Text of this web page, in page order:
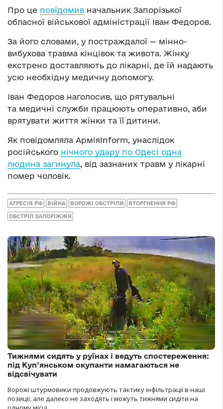
Про це повідомив начальник Запорізької
обласної військової адміністрації Іван Федоров.
За його словами, у постраждалої — мінно-
вибухова травма кінцівок та живота. Жінку
екстрено доставляють до лікарні, де їй надають
усю необхідну медичну допомогу.
Іван Федоров наголосив, що рятувальні
та медичні служби працюють оперативно, аби
врятувати життя жінки та її дитини.
Як повідомляла АрміяInform, унаслідок
російського нічного удару по Одесі одна
людина загинула , від зазнаних травм у лікарні
помер чоловік.
АГРЕСІЯ РФ ВІЙНА ВОРОЖІ ОБСТРІЛИ ВТОРГНЕННЯ РФ
ОБСТРІЛ ЗАПОРІЖЖЯ
Тижнями сидять у руїнах і ведуть спостереження:
під Куп’янськом окупанти намагаються не
відсвічувати
Ворожі штурмовики продовжують тактику інфільтрації в наші
позиції, але далеко не заходять і можуть тижнями сидіти на